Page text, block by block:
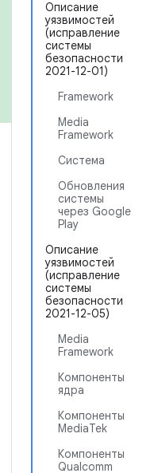
Описание
уязвимостей
(исправление
системы
безопасности
2021-12-01)
Framework
Media
Framework
Система
Обновления
системы
через Google
Play
Описание
уязвимостей
(исправление
системы
безопасности
2021-12-05)
Media
Framework
Компоненты
ядра
Компоненты
MediaTek
Компоненты
Qualcomm